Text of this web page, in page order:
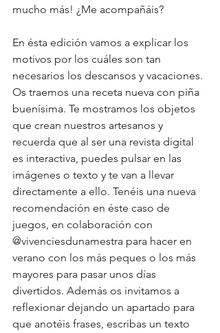
mucho más! ¿Me acompañáis?
En ésta edición vamos a explicar los
motivos por los cuáles son tan
necesarios los descansos y vacaciones.
Os traemos una receta nueva con piña
buenísima. Te mostramos los objetos
que crean nuestros artesanos y
recuerda que al ser una revista digital
es interactiva, puedes pulsar en las
imágenes o texto y te van a llevar
directamente a ello. Tenéis una nueva
recomendación en éste caso de
juegos, en colaboración con
@vivenciesdunamestra para hacer en
verano con los más peques o los más
mayores para pasar unos días
divertidos. Además os invitamos a
reflexionar dejando un apartado para
que anotéis frases, escribas un texto